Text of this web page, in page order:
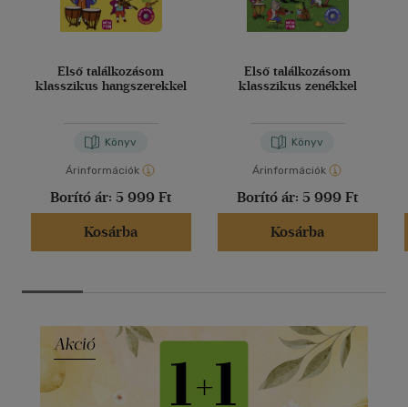
Első találkozásom
klasszikus hangszerekkel
Könyv
Árinformációk
Borító ár: 5 999 Ft
Kosárba
Első találkozásom
klasszikus zenékkel
Könyv
Árinformációk
Borító ár: 5 999 Ft
Kosárba